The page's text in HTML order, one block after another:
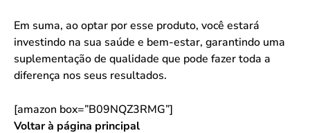
Em suma, ao optar por esse produto, você estará
investindo na sua saúde e bem-estar, garantindo uma
suplementação de qualidade que pode fazer toda a
diferença nos seus resultados.
[amazon box=”B09NQZ3RMG”]
Voltar à página principal